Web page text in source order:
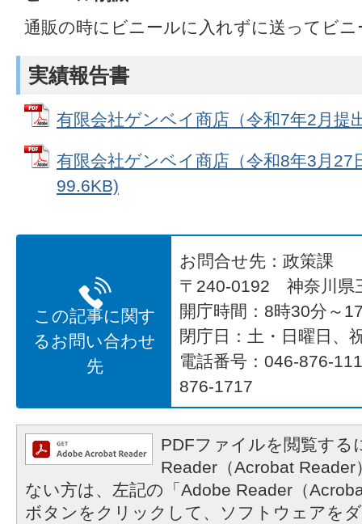
通販の時にビニールに入れずに送ってビ
実績報告書
有限会社ゲンベイ商店（令和7年2月提
有限会社ゲンベイ商店（令和8年3月27
99.6KB)
この記事に関す
るお問い合わせ
先
お問合せ先：政策課
〒240-0192 神奈川県
開庁時間：8時30分～
閉庁日：土・日曜日、
電話番号：046-876-
876-1717
PDFファイルを閲覧する
Reader（Acrobat
ない方は、左記の「Adobe Reader（
ボタンをクリックして、ソフトウェアを